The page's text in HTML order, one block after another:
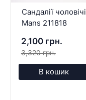
Сандалії чоловічі
Mans 211818
2,100 грн.
3,320 грн.
В кошик